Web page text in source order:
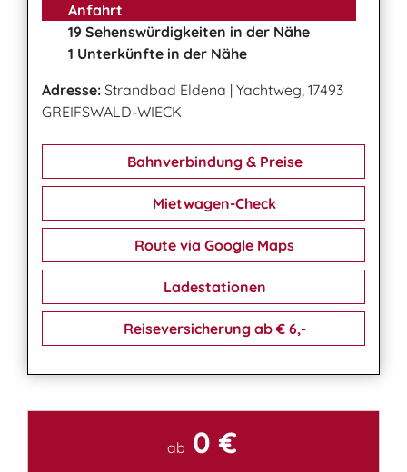
Anfahrt
19 Sehenswürdigkeiten in der Nähe
1 Unterkünfte in der Nähe
Adresse: Strandbad Eldena | Yachtweg, 17493
GREIFSWALD-WIECK
Bahnverbindung & Preise
Mietwagen-Check
Route via Google Maps
Ladestationen
Reiseversicherung ab € 6,-
ab 0 €